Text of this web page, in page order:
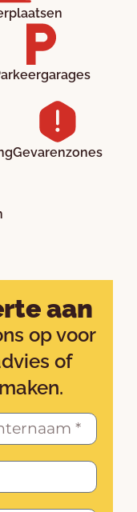
Gevarenzones
aan
op voor
of